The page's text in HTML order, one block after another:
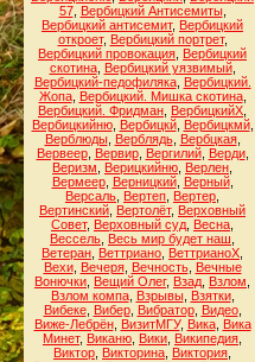
57, Вербицкий Антисемиты,
Вербицкий антисемит, Вербицкий
откроет, Вербицкий портрет,
Вербицкий провокация Вербицкий
скотина, Вербицкий уязвимый,
Вербицкий-педофиляка, Вербицкий.
Жопа, Вербицкий. Мишка скотина,
Вербицкий. Фридман ВербицкийХ
Вербицкийню, Вербицкй, Вербицкмй,
Верблюды, Верблядь, Вербцкая,
Вервеер, Вервир, Вергилий, Верди,
Веризм
Верицкийню Верлен
Вермеер, Верницкий, Верный,
Версаль Вертеп Вертер
Вертинский Вертолёт, Верховный
Совет, Верховный суд Весна
Вессель Весь мир будет наш
Ветеран Веттриано ВеттрианоХ
Вехи, Вечеря, Вечность, Вечные
Вонючки Вещий Олег, Взад Взлом
Взлом компа, Взрывы, Взятки,
Вибеке, Вибер, Вибратор, Видео,
Виже-Лебрён, ВизитМГУ, Вика, Вика
Минет, Виканю Вики Википедия
Виктор Викторина Виктория